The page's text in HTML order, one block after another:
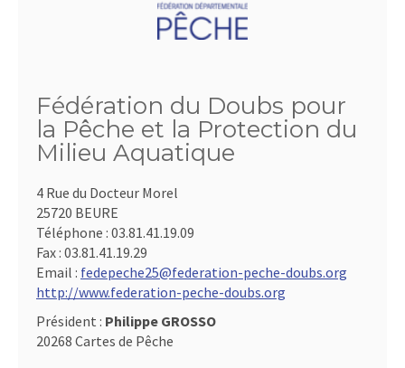
Fédération du Doubs pour
la Pêche et la Protection du
Milieu Aquatique
4 Rue du Docteur Morel
25720 BEURE
Téléphone : 03.81.41.19.09
Fax : 03.81.41.19.29
Email : fedepeche25@federation-peche-doubs.org
http://www.federation-peche-doubs.org
Président : Philippe GROSSO
20268 Cartes de Pêche